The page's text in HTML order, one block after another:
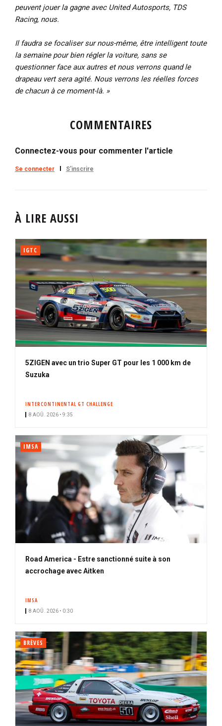
peuvent jouer la gagne avec United Autosports, TDS
Racing, nous.
Il faudra se focaliser sur nous-même, être intelligent toute
la semaine pour bien régler la voiture, sans se
questionner face aux autres et nous verrons quand le
drapeau vert sera agité. Nous verrons les réelles forces
de chacun à ce moment-là. »
COMMENTAIRES
Connectez-vous pour commenter l'article
Se connecter S'inscrire
À LIRE AUSSI
IGTC
5ZIGEN avec un trio Super GT pour les 1 000 km de
Suzuka
INTERCONTINENTAL GT CHALLENGE
8 AOÛ. 2026 • 9:35
IMSA
Road America - Estre sanctionné suite à son
accrochage avec Aitken
IMSA
8 AOÛ. 2026 • 0:30
BRÈVES